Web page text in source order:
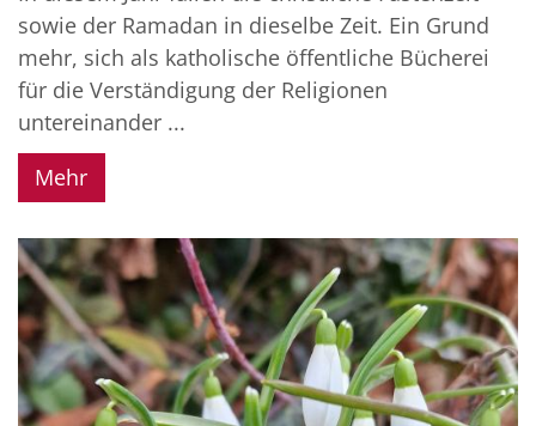
sowie der Ramadan in dieselbe Zeit. Ein Grund
mehr, sich als katholische öffentliche Bücherei
für die Verständigung der Religionen
untereinander ...
Mehr